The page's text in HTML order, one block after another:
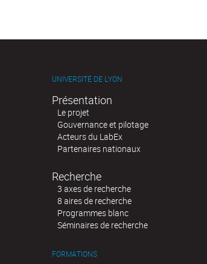
UNIVERSITÉ DE LYON
Présentation
Le projet
Gouvernance et pilotage
Acteurs du LabEx
Partenaires nationaux
Recherche
3 axes de recherche
8 aires de recherche
Programmes blanc
Séminaires de recherche
FORMATIONS